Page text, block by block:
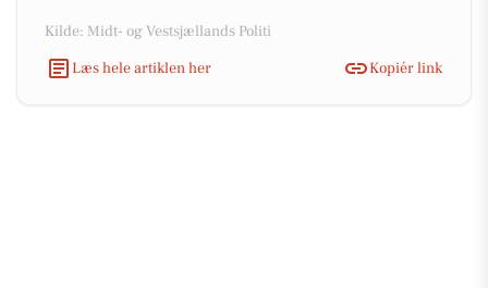
Kilde: Midt- og Vestsjællands Politi
Læs hele artiklen her
Kopiér link